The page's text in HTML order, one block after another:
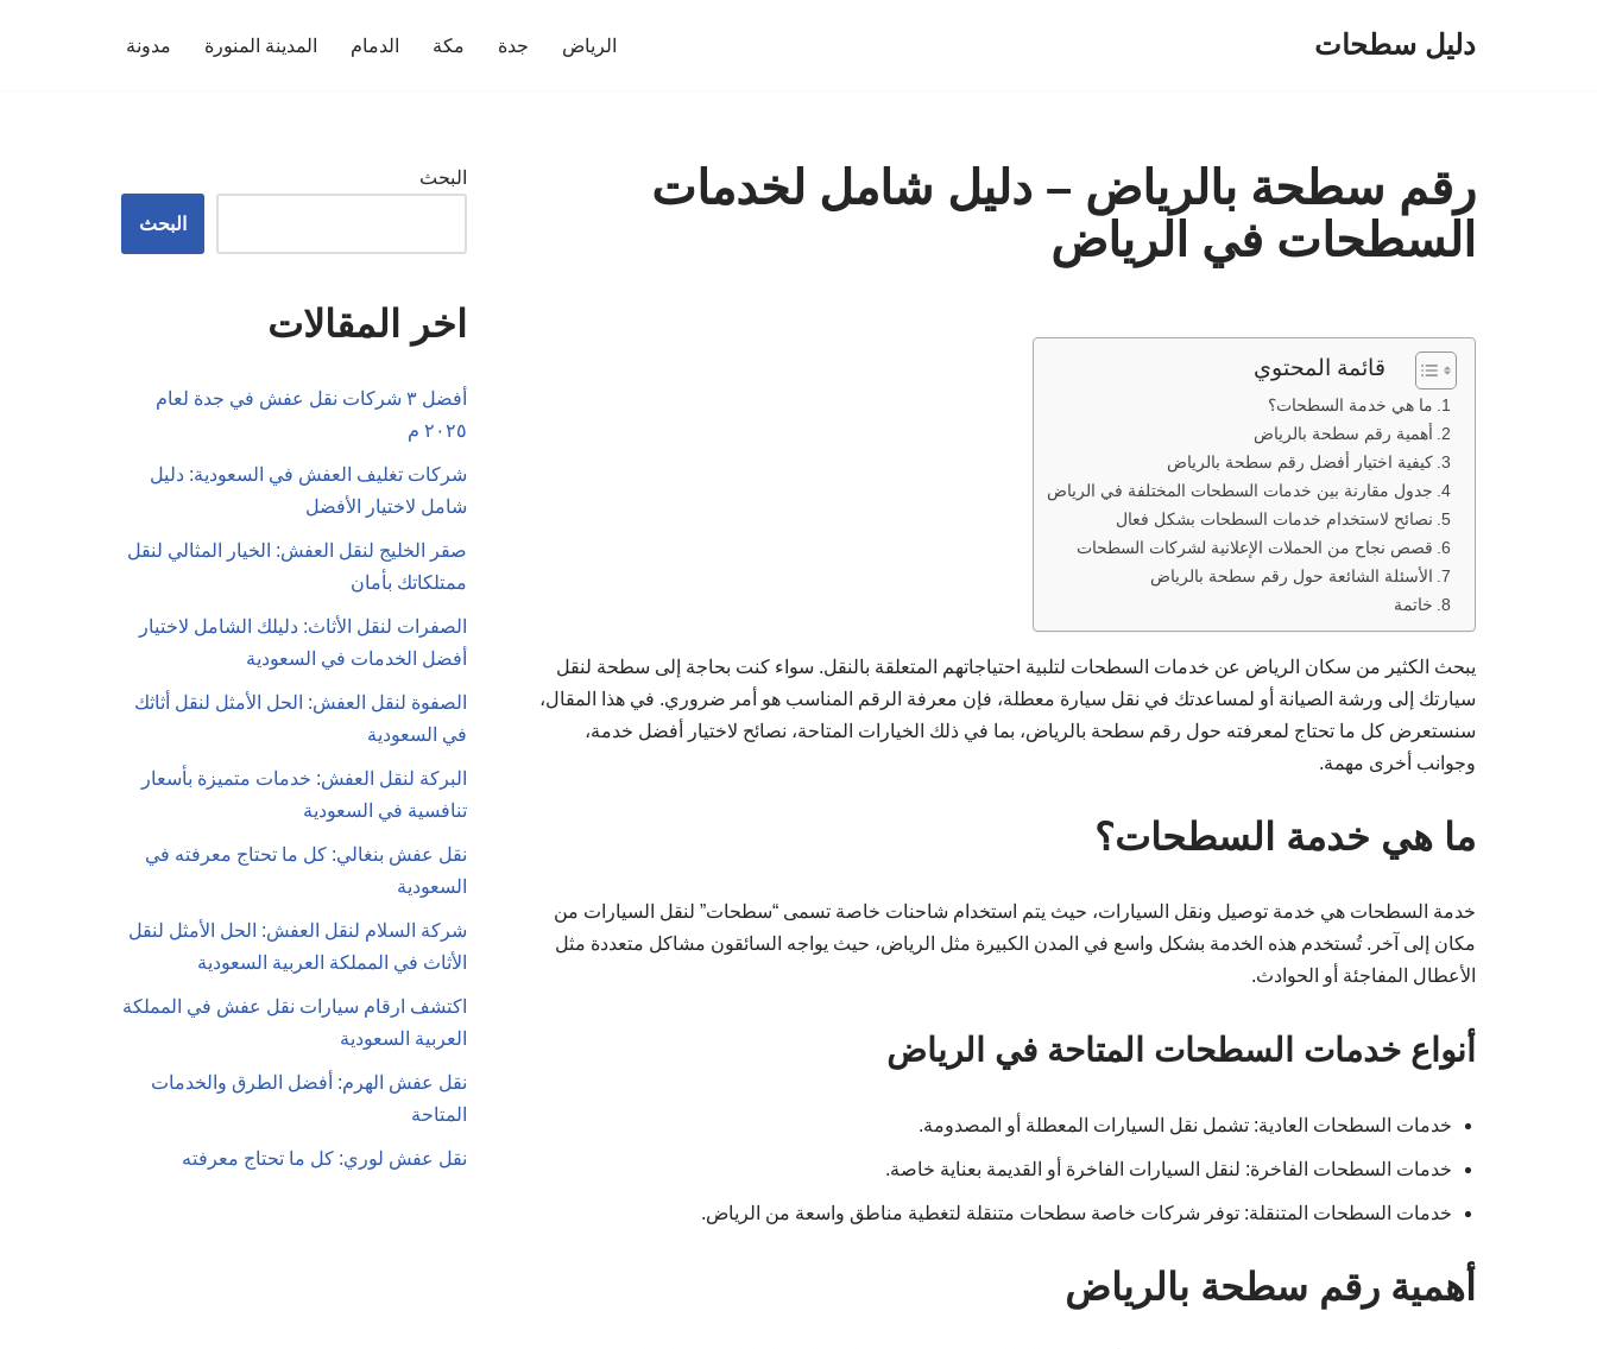
دليل سطحات الرياض جدة مكة الدمام المدينة المنورة مدونة
رقم سطحة بالرياض – دليل شامل لخدمات
السطحات في الرياض
قائمة المحتوي
ما هي خدمة السطحات؟
أهمية رقم سطحة بالرياض
كيفية اختيار أفضل رقم سطحة بالرياض
جدول مقارنة بين خدمات السطحات المختلفة في الرياض
نصائح لاستخدام خدمات السطحات بشكل فعال
قصص نجاح من الحملات الإعلانية لشركات السطحات
الأسئلة الشائعة حول رقم سطحة بالرياض
خاتمة
يبحث الكثير من سكان الرياض عن خدمات السطحات لتلبية احتياجاتهم المتعلقة بالنقل. سواء كنت بحاجة إلى سطحة لنقل
سيارتك إلى ورشة الصيانة أو لمساعدتك في نقل سيارة معطلة، فإن معرفة الرقم المناسب هو أمر ضروري. في هذا المقال،
سنستعرض كل ما تحتاج لمعرفته حول رقم سطحة بالرياض، بما في ذلك الخيارات المتاحة، نصائح لاختيار أفضل خدمة،
وجوانب أخرى مهمة.
ما هي خدمة السطحات؟
خدمة السطحات هي خدمة توصيل ونقل السيارات، حيث يتم استخدام شاحنات خاصة تسمى “سطحات” لنقل السيارات من
مكان إلى آخر. تُستخدم هذه الخدمة بشكل واسع في المدن الكبيرة مثل الرياض، حيث يواجه السائقون مشاكل متعددة مثل
الأعطال المفاجئة أو الحوادث.
أنواع خدمات السطحات المتاحة في الرياض
خدمات السطحات العادية: تشمل نقل السيارات المعطلة أو المصدومة.
خدمات السطحات الفاخرة: لنقل السيارات الفاخرة أو القديمة بعناية خاصة.
خدمات السطحات المتنقلة: توفر شركات خاصة سطحات متنقلة لتغطية مناطق واسعة من الرياض.
أهمية رقم سطحة بالرياض
البحث
البحث
اخر المقالات
أفضل ٣ شركات نقل عفش في جدة لعام
٢٠٢٥ م
شركات تغليف العفش في السعودية: دليل
شامل لاختيار الأفضل
صقر الخليج لنقل العفش: الخيار المثالي لنقل
ممتلكاتك بأمان
الصفرات لنقل الأثاث: دليلك الشامل لاختيار
أفضل الخدمات في السعودية
الصفوة لنقل العفش: الحل الأمثل لنقل أثاثك
في السعودية
البركة لنقل العفش: خدمات متميزة بأسعار
تنافسية في السعودية
نقل عفش بنغالي: كل ما تحتاج معرفته في
السعودية
شركة السلام لنقل العفش: الحل الأمثل لنقل
الأثاث في المملكة العربية السعودية
اكتشف ارقام سيارات نقل عفش في المملكة
العربية السعودية
نقل عفش الهرم: أفضل الطرق والخدمات
المتاحة
نقل عفش لوري: كل ما تحتاج معرفته